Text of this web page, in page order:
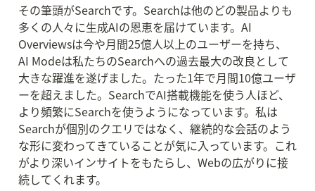
その筆頭がSearchです。Searchは他のどの製品よりも
多くの人々に生成AIの恩恵を届けています。AI
Overviewsは今や月間25億人以上のユーザーを持ち、
AI Modeは私たちのSearchへの過去最大の改良として
大きな躍進を遂げました。たった1年で月間10億ユーザ
ーを超えました。SearchでAI搭載機能を使う人ほど、
より頻繁にSearchを使うようになっています。私は
Searchが個別のクエリではなく、継続的な会話のよう
な形に変わってきていることが気に入っています。これ
がより深いインサイトをもたらし、Webの広がりに接
続してくれます。